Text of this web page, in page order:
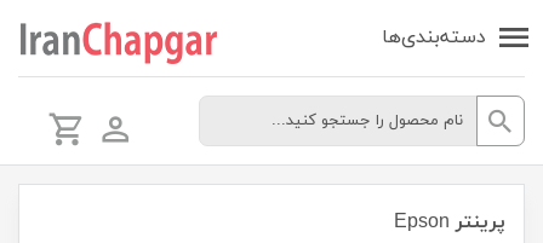
دسته‌بندی‌ها
پرینتر Epson